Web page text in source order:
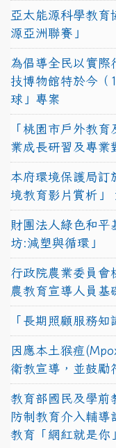
亞太能源科學教育
源亞洲聯賽」
為倡導全民以實際
技博物館特於今（
球」專案
「桃園市戶外教
業成長研習及專業
本府環境保護局
境教育影片賞析」
財團法人綠色和平
坊:減塑與循環」
行政院農業委員會
農教育宣導人員基
「長期照顧服務知
因應本土猴痘
衛教宣導，並鼓勵
教育部國民及學前
防制教育介入輔導
教育「網紅就是你